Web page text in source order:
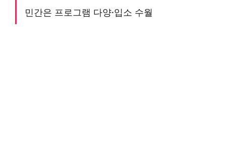
민간은 프로그램 다양·입소 수월